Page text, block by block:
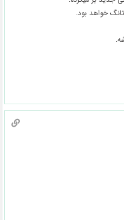
خواهد بود.